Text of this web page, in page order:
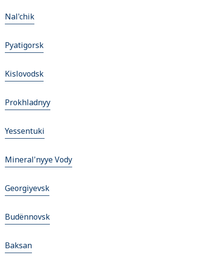
Nal'chik
Pyatigorsk
Kislovodsk
Prokhladnyy
Yessentuki
Mineral'nyye Vody
Georgiyevsk
Budënnovsk
Baksan